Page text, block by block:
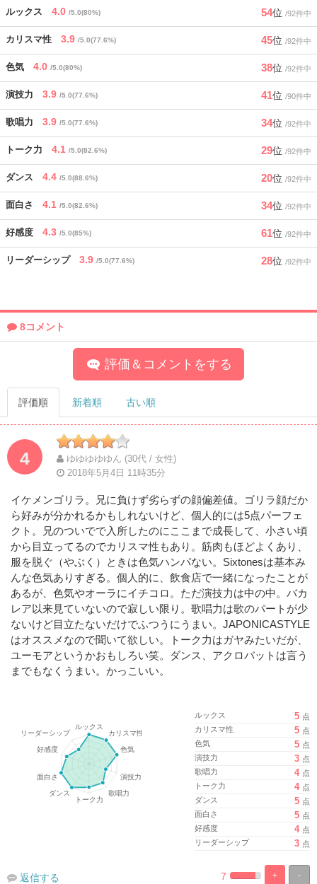
ルックス 4.0 /5.0(80%) 54位 /92件中
カリスマ性 3.9 /5.0(77.6%) 45位 /92件中
色気 4.0 /5.0(80%) 38位 /92件中
演技力 3.9 /5.0(77.6%) 41位 /90件中
歌唱力 3.9 /5.0(77.6%) 34位 /92件中
トーク力 4.1 /5.0(82.6%) 29位 /92件中
ダンス 4.4 /5.0(88.6%) 20位 /92件中
面白さ 4.1 /5.0(82.6%) 34位 /92件中
好感度 4.3 /5.0(85%) 61位 /92件中
リーダーシップ 3.9 /5.0(77.6%) 28位 /92件中
8コメント
評価＆コメントをする
評価順 新着順 古い順
4
ゆゆゆゆゆん (30代 / 女性)
2018年5月4日 11時35分
イケメンゴリラ。兄に負けず劣らずの顔偏差値。ゴリラ顔だか
ら好みが分かれるかもしれないけど、個人的には5点パーフェ
クト。兄のついでで入所したのにここまで成長して、小さい頃
から目立ってるのでカリスマ性もあり。筋肉もほどよくあり、
服を脱ぐ（やぶく）ときは色気ハンパない。Sixtonesは基本み
んな色気ありすぎる。個人的に、飲食店で一緒になったことが
あるが、色気やオーラにイチコロ。ただ演技力は中の中。バカ
レア以来見ていないので寂しい限り。歌唱力は歌のパートが少
ないけど目立たないだけでふつうにうまい。JAPONICASTYLE
はオススメなので聞いて欲しい。トーク力はガヤみたいだが、
ユーモアというかおもしろい笑。ダンス、アクロバットは言う
までもなくうまい。かっこいい。
ルックス 5 点
カリスマ性
5 点
色気
5 点
演技力
3 点
歌唱力
4 点
トーク力
4 点
ダンス
5 点
面白さ
5 点
好感度
4 点
リーダーシップ
3 点
-
+
% 100%
7
返信する